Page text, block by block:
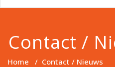
Contact /
Home / Contact / Nieuws